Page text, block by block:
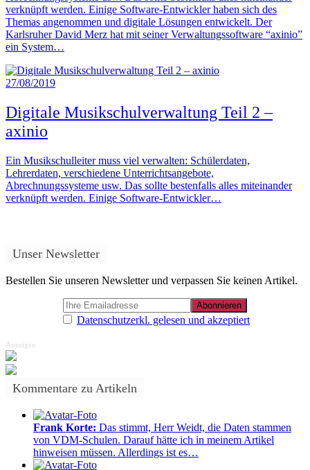
verknüpft werden. Einige Software-Entwickler haben sich des
Themas angenommen und digitale Lösungen entwickelt. Der
Karlsruher David Merz hat mit seiner Verwaltungssoftware “axinio”
ein System…
27/08/2019
Digitale Musikschulverwaltung Teil 2 –
axinio
Ein Musikschulleiter muss viel verwalten: Schülerdaten,
Lehrerdaten, verschiedene Unterrichtsangebote,
Abrechnungssysteme usw. Das sollte bestenfalls alles miteinander
verknüpft werden. Einige Software-Entwickler…
Unser Newsletter
Bestellen Sie unseren Newsletter und verpassen Sie keinen Artikel.
Datenschutzerkl. gelesen und akzeptiert
Anzeigen
Kommentare zu Artikeln
Frank Korte: Das stimmt, Herr Weidt, die Daten stammen
von VDM-Schulen. Darauf hätte ich in meinem Artikel
hinweisen müssen. Allerdings ist es…